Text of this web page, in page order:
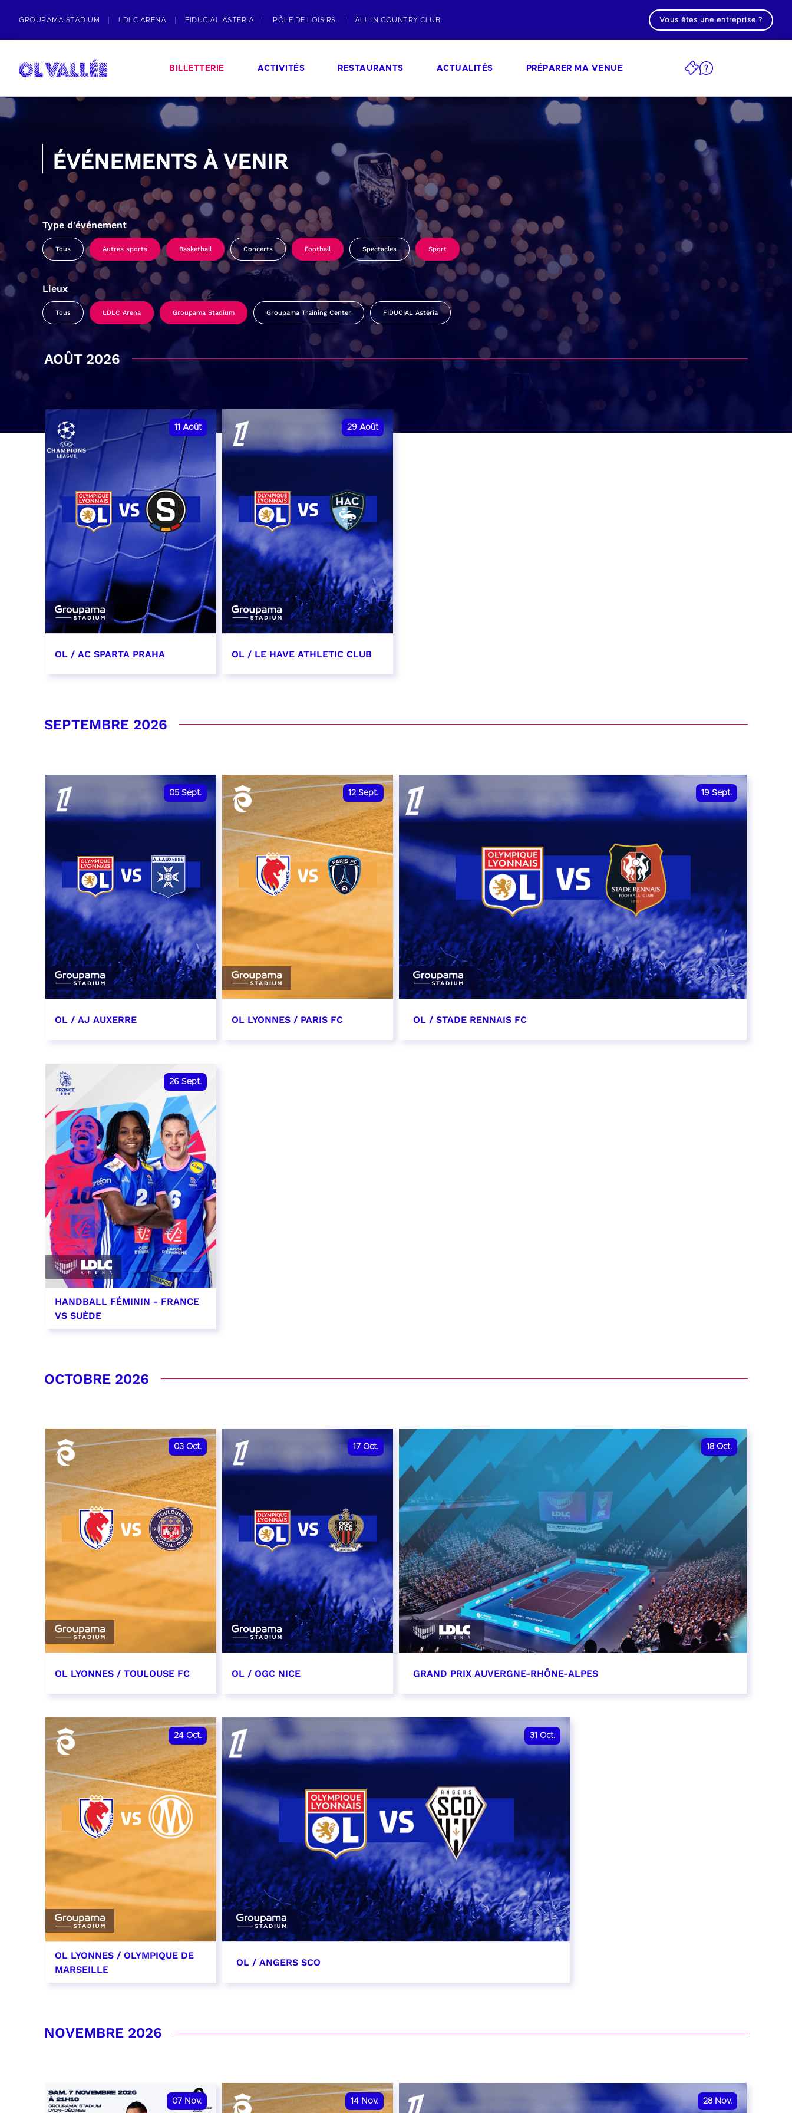
GROUPAMA STADIUM LDLC ARENA FIDUCIAL ASTERIA PÔLE DE LOISIRS ALL IN COUNTRY CLUB Vous êtes une entreprise ?
BILLETTERIE ACTIVITÉS RESTAURANTS ACTUALITÉS PRÉPARER MA VENUE
ÉVÉNEMENTS À VENIR
Type d'événement
Tous Autres sports Basketball Concerts Football Spectacles Sport
Lieux
Tous LDLC Arena Groupama Stadium Groupama Training Center FIDUCIAL Astéria
AOÛT 2026
11 Août
OL / AC SPARTA PRAHA
29 Août
OL / LE HAVE ATHLETIC CLUB
SEPTEMBRE 2026
05 Sept.
OL / AJ AUXERRE
RÉSERVER
12 Sept.
OL LYONNES / PARIS FC
19 Sept.
OL / STADE RENNAIS FC
26 Sept.
HANDBALL FÉMININ - FRANCE
VS SUÈDE
OCTOBRE 2026
03 Oct.
OL LYONNES / TOULOUSE FC
date et heure à confirmer
RÉSERVER
17 Oct.
OL / OGC NICE
date et heure à confirmer
RÉSERVER
18 Oct.
GRAND PRIX AUVERGNE-RHÔNE-ALPES
24 Oct.
OL LYONNES / OLYMPIQUE DE
MARSEILLE
RÉSERVER
31 Oct.
OL / ANGERS SCO
RÉSERVER
NOVEMBRE 2026
07 Nov. 14 Nov. 28 Nov.